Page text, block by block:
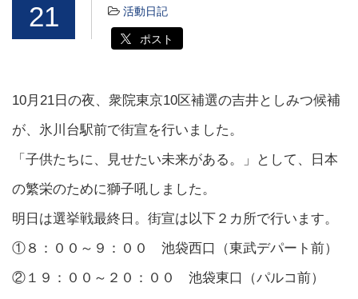
21 活動日記
ポスト
10月21日の夜、衆院東京10区補選の吉井としみつ候補
が、氷川台駅前で街宣を行いました。
「子供たちに、見せたい未来がある。」として、日本
の繁栄のために獅子吼しました。
明日は選挙戦最終日。街宣は以下２カ所で行います。
①８：００～９：００ 池袋西口（東武デパート前）
②１９：００～２０：００ 池袋東口（パルコ前）